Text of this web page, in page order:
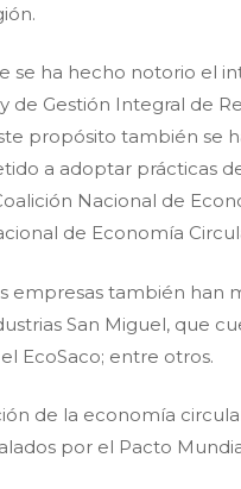
se ha hecho notorio el
de Gestión Integral de
propósito también
a adoptar prácticas
Nacional de
de Economía
empresas también
San Miguel, que
EcoSaco; entre otros.
de la economía
por el Pacto